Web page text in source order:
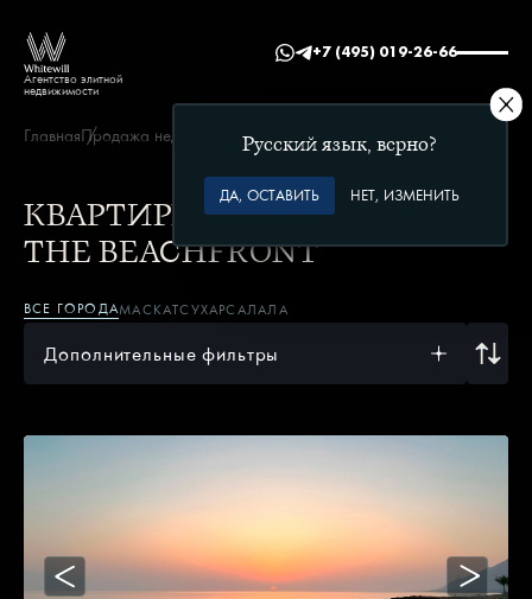
Агентство элитной
недвижимости
+7 (495) 019-26-66
ГлавнаяПродажа недвижимости в Омане The Beachfront
КВАРТИРЫ В ЖК
THE BEACHFRONT
ВСЕ ГОРОДАМАСКАТСУХАРСАЛАЛА
Дополнительные фильтры
Русский язык, верно?
ДА, ОСТАВИТЬ НЕТ, ИЗМЕНИТЬ